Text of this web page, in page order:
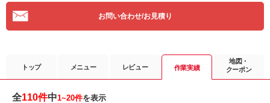
お問い合わせ/お見積り
トップ メニュー レビュー 作業実績
地図・
クーポン
全110件中1~20件を表示